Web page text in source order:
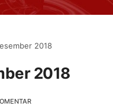
2018
2018